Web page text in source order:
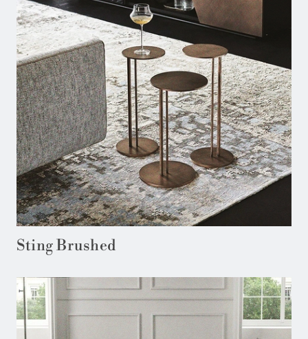
Sting Brushed